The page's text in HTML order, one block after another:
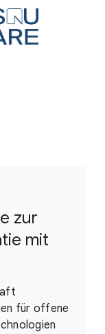
zur
mit
für offene